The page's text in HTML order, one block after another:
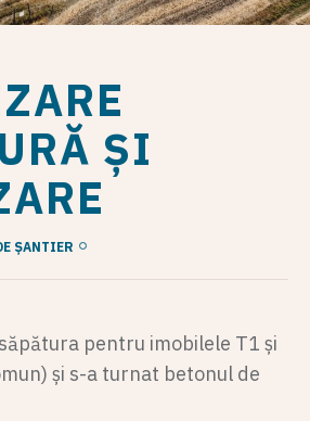
ȘI
ȘANTIER
pentru imobilele T1 și
și s-a turnat betonul de